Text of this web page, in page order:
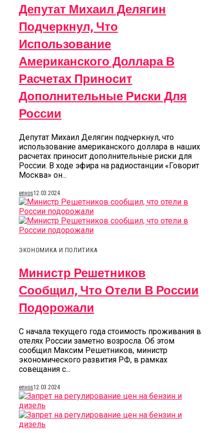
Депутат Михаил Делягин
Подчеркнул, Что
Использование
Американского Доллара В
Расчетах Приносит
Дополнительные Риски Для
России
Депутат Михаил Делягин подчеркнул, что
использование американского доллара в наших
расчетах приносит дополнительные риски для
России. В ходе эфира на радиостанции «Говорит
Москва» он...
envos12.03.2024
ЭКОНОМИКА И ПОЛИТИКА
Министр Решетников
Сообщил, Что Отели В России
Подорожали
С начала текущего года стоимость проживания в
отелях России заметно возросла. Об этом
сообщил Максим Решетников, министр
экономического развития РФ, в рамках
совещания с...
envos12.03.2024